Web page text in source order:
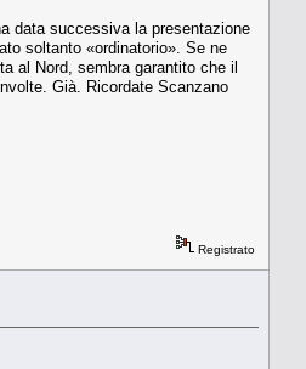
data successiva la presentazione
soltanto «ordinatorio». Se ne
al Nord, sembra garantito che il
Già. Ricordate Scanzano
Registrato